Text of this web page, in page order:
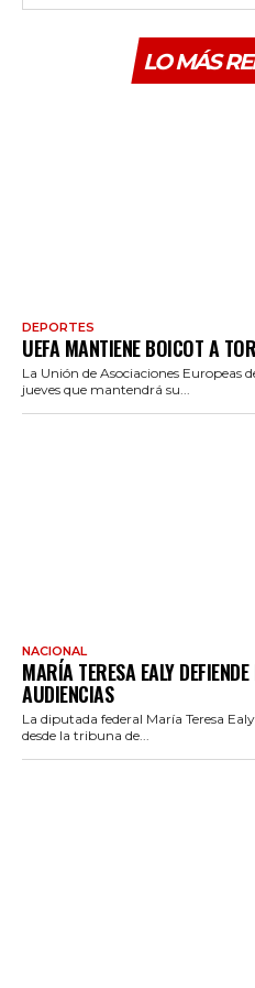
LO MÁS
DEPORTES
UEFA MANTIENE BOICOT A
La Unión de Asociaciones Europeas
jueves que mantendrá su...
NACIONAL
MARÍA TERESA EALY
AUDIENCIAS
La diputada federal María Teresa
desde la tribuna de...